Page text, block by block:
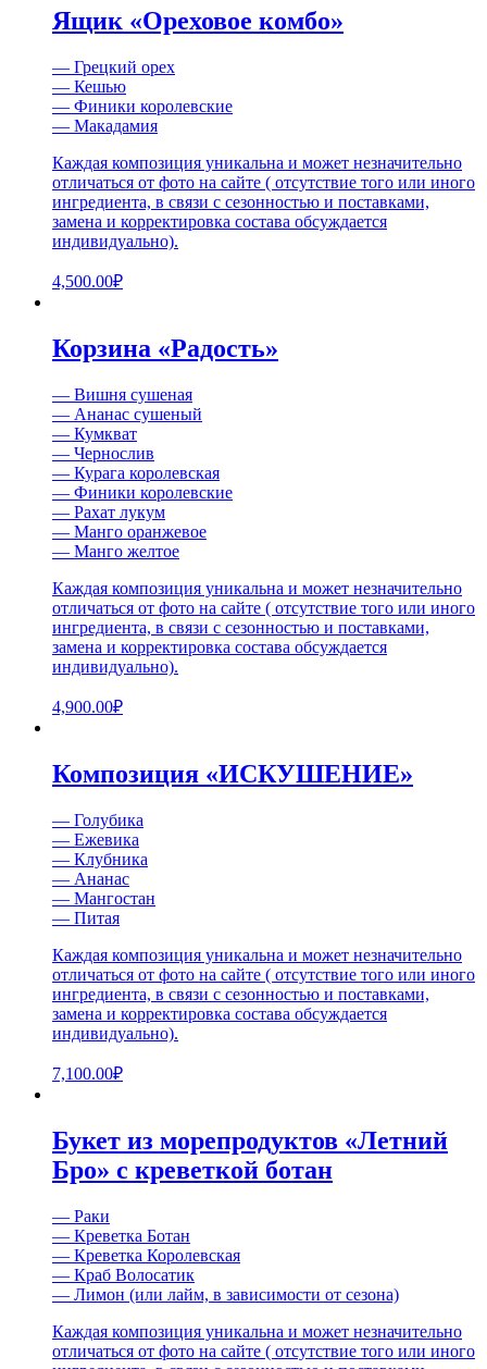
Ящик «Ореховое комбо»
— Грецкий орех
— Кешью
— Финики королевские
— Макадамия
Каждая композиция уникальна и может незначительно
отличаться от фото на сайте ( отсутствие того или иного
ингредиента, в связи с сезонностью и поставками,
замена и корректировка состава обсуждается
индивидуально).
4,500.00₽
Корзина «Радость»
— Вишня сушеная
— Ананас сушеный
— Кумкват
— Чернослив
— Курага королевская
— Финики королевские
— Рахат лукум
— Манго оранжевое
— Манго желтое
Каждая композиция уникальна и может незначительно
отличаться от фото на сайте ( отсутствие того или иного
ингредиента, в связи с сезонностью и поставками,
замена и корректировка состава обсуждается
индивидуально).
4,900.00₽
Композиция «ИСКУШЕНИЕ»
— Голубика
— Ежевика
— Клубника
— Ананас
— Мангостан
— Питая
Каждая композиция уникальна и может незначительно
отличаться от фото на сайте ( отсутствие того или иного
ингредиента, в связи с сезонностью и поставками,
замена и корректировка состава обсуждается
индивидуально).
7,100.00₽
Букет из морепродуктов «Летний
Бро» с креветкой ботан
— Раки
— Креветка Ботан
— Креветка Королевская
— Краб Волосатик
— Лимон (или лайм, в зависимости от сезона)
Каждая композиция уникальна и может незначительно
отличаться от фото на сайте ( отсутствие того или иного